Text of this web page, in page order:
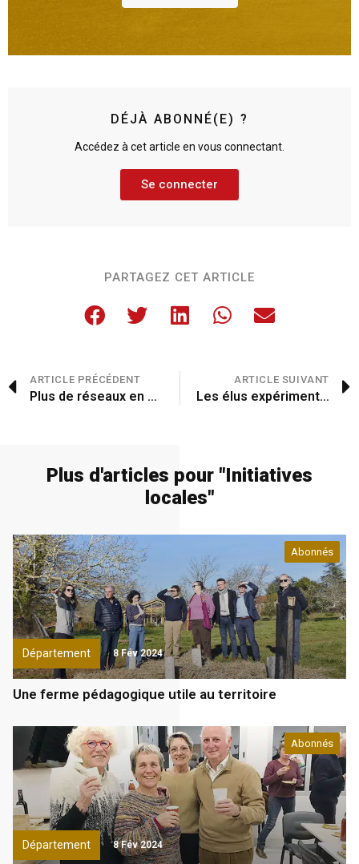
DÉJÀ ABONNÉ(E) ?
Accédez à cet article en vous connectant.
Se connecter
PARTAGEZ CET ARTICLE
ARTICLE PRÉCÉDENT
Plus de réseaux en fils nus
ARTICLE SUIVANT
Les élus expérimentent l’agroforesterie de vergers
Plus d'articles pour "Initiatives
locales"
Département
Abonnés
8 Fév 2024
Une ferme pédagogique utile au territoire
Département
Abonnés
8 Fév 2024